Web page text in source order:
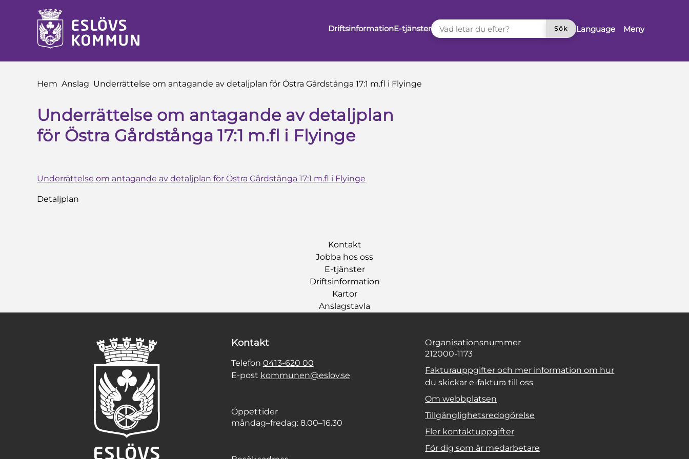
till innehåll
DriftsinformationE-tjänster
VAD LETAR DU EFTER?
Sök
Language Meny
Du är här:
Hem Anslag Underrättelse om antagande av detaljplan för Östra Gårdstånga 17:1 m.fl i Flyinge
Underrättelse om antagande av detaljplan
för Östra Gårdstånga 17:1 m.fl i Flyinge
Underrättelse om antagande av detaljplan för Östra Gårdstånga 17:1 m.fl i Flyinge
Detaljplan
Kontakt
Jobba hos oss
E-tjänster
Driftsinformation
Kartor
Anslagstavla
Kontakt
Telefon 0413-620 00
E-post kommunen@eslov.se
Öppettider
måndag–fredag: 8.00–16.30
Organisationsnummer
212000-1173
Fakturauppgifter och mer information om hur
du skickar e-faktura till oss
Om webbplatsen
Tillgänglighetsredogörelse
Fler kontaktuppgifter
För dig som är medarbetare